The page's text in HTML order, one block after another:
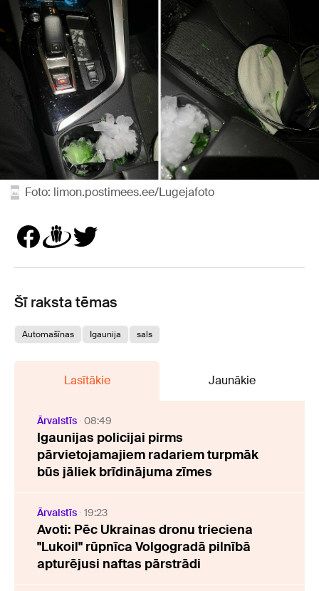
Foto: limon.postimees.ee/Lugejafoto
Šī raksta tēmas
Automašīnas Igaunija sals
Lasītākie Jaunākie
Ārvalstīs 08:49
Igaunijas policijai pirms
pārvietojamajiem radariem turpmāk
būs jāliek brīdinājuma zīmes
Ārvalstīs 19:23
Avoti: Pēc Ukrainas dronu trieciena
"Lukoil" rūpnīca Volgogradā pilnībā
apturējusi naftas pārstrādi